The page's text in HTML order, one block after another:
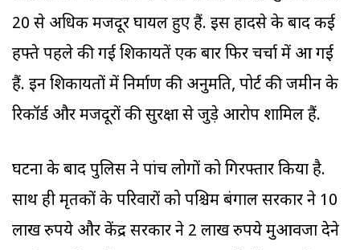
20 से अधिक मजदूर घायल हुए हैं. इस हादसे के बाद कई
हफ्ते पहले की गई शिकायतें एक बार फिर चर्चा में आ गई
हैं. इन शिकायतों में निर्माण की अनुमति, पोर्ट की जमीन के
रिकॉर्ड और मजदूरों की सुरक्षा से जुड़े आरोप शामिल हैं.
घटना के बाद पुलिस ने पांच लोगों को गिरफ्तार किया है.
साथ ही मृतकों के परिवारों को पश्चिम बंगाल सरकार ने 10
लाख रुपये और केंद्र सरकार ने 2 लाख रुपये मुआवजा देने